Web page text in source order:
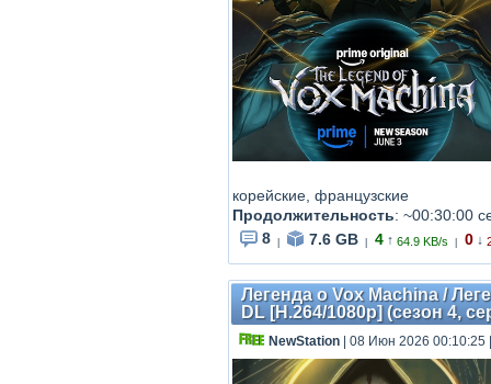
корейские, французские
Продолжительность: ~00:30:00
8
7.6 GB 4 ↑ 64.9 KB/s 0 ↓
Легенда о Vox Machina /
DL [H.264/1080p] (сезон 4,
NewStation | 08 Июн 2026 00:10:25